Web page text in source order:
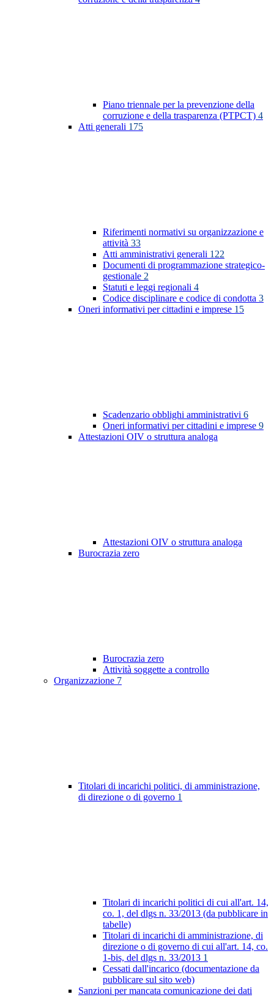
Piano triennale per la prevenzione della
corruzione e della trasparenza (PTPCT) 4
Atti generali 175
Riferimenti normativi su organizzazione e
attività 33
Atti amministrativi generali 122
Documenti di programmazione strategico-
gestionale 2
Statuti e leggi regionali 4
Codice disciplinare e codice di condotta 3
Oneri informativi per cittadini e imprese 15
Scadenzario obblighi amministrativi 6
Oneri informativi per cittadini e imprese 9
Attestazioni OIV o struttura analoga
Attestazioni OIV o struttura analoga
Burocrazia zero
Burocrazia zero
Attività soggette a controllo
Organizzazione 7
Titolari di incarichi politici, di amministrazione,
di direzione o di governo 1
Titolari di incarichi politici di cui all'art. 14,
co. 1, del dlgs n. 33/2013 (da pubblicare in
tabelle)
Titolari di incarichi di amministrazione, di
direzione o di governo di cui all'art. 14, co.
1-bis, del dlgs n. 33/2013 1
Cessati dall'incarico (documentazione da
pubblicare sul sito web)
Sanzioni per mancata comunicazione dei dati